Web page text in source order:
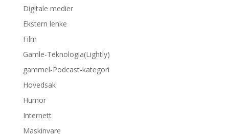
Digitale medier
Ekstern lenke
Film
Gamle-Teknologia(Lightly)
gammel-Podcast-kategori
Hovedsak
Humor
Internett
Maskinvare